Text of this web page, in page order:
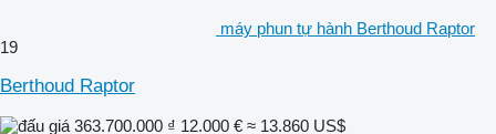
máy phun tự hành Berthoud Raptor
19
Berthoud Raptor
363.700.000 ₫ 12.000 € ≈ 13.860 US$